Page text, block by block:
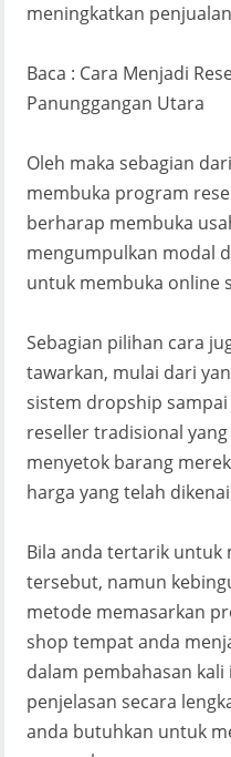
meningkatkan
Baca : Cara Menjadi
Panunggangan Utara
Oleh maka sebagian
membuka program
berharap membuka
mengumpulkan modal
untuk membuka online
Sebagian pilihan cara
tawarkan, mulai dari
sistem dropship
reseller tradisional
menyetok barang
harga yang telah
Bila anda tertarik untuk
tersebut, namun
metode memasarkan
shop tempat anda
dalam pembahasan
penjelasan secara
anda butuhkan untuk